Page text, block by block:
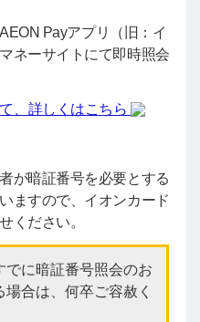
Payアプリ（旧：イ
ネーサイトにて即時照会
、詳しくはこちら
が暗証番号を必要とする
ますので、イオンカード
ください。
でに暗証番号照会のお
合は、何卒ご容赦く